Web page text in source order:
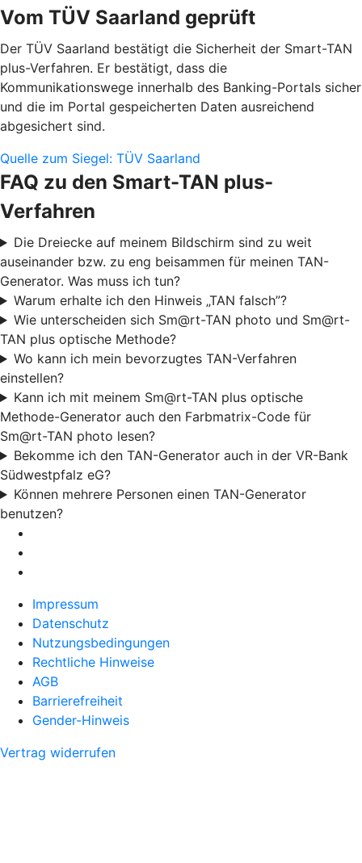
Vom TÜV Saarland geprüft
Der TÜV Saarland bestätigt die Sicherheit der Smart-TAN
plus-Verfahren. Er bestätigt, dass die
Kommunikationswege innerhalb des Banking-Portals sicher
und die im Portal gespeicherten Daten ausreichend
abgesichert sind.
Quelle zum Siegel: TÜV Saarland
FAQ zu den Smart-TAN plus-
Verfahren
Die Dreiecke auf meinem Bildschirm sind zu weit
auseinander bzw. zu eng beisammen für meinen TAN-
Generator. Was muss ich tun?
Warum erhalte ich den Hinweis „TAN falsch”?
Wie unterscheiden sich Sm@rt-TAN photo und Sm@rt-
TAN plus optische Methode?
Wo kann ich mein bevorzugtes TAN-Verfahren
einstellen?
Kann ich mit meinem Sm@rt-TAN plus optische
Methode-Generator auch den Farbmatrix-Code für
Sm@rt-TAN photo lesen?
Bekomme ich den TAN-Generator auch in der VR-Bank
Südwestpfalz eG?
Können mehrere Personen einen TAN-Generator
benutzen?
Impressum
Datenschutz
Nutzungsbedingungen
Rechtliche Hinweise
AGB
Barrierefreiheit
Gender-Hinweis
Vertrag widerrufen